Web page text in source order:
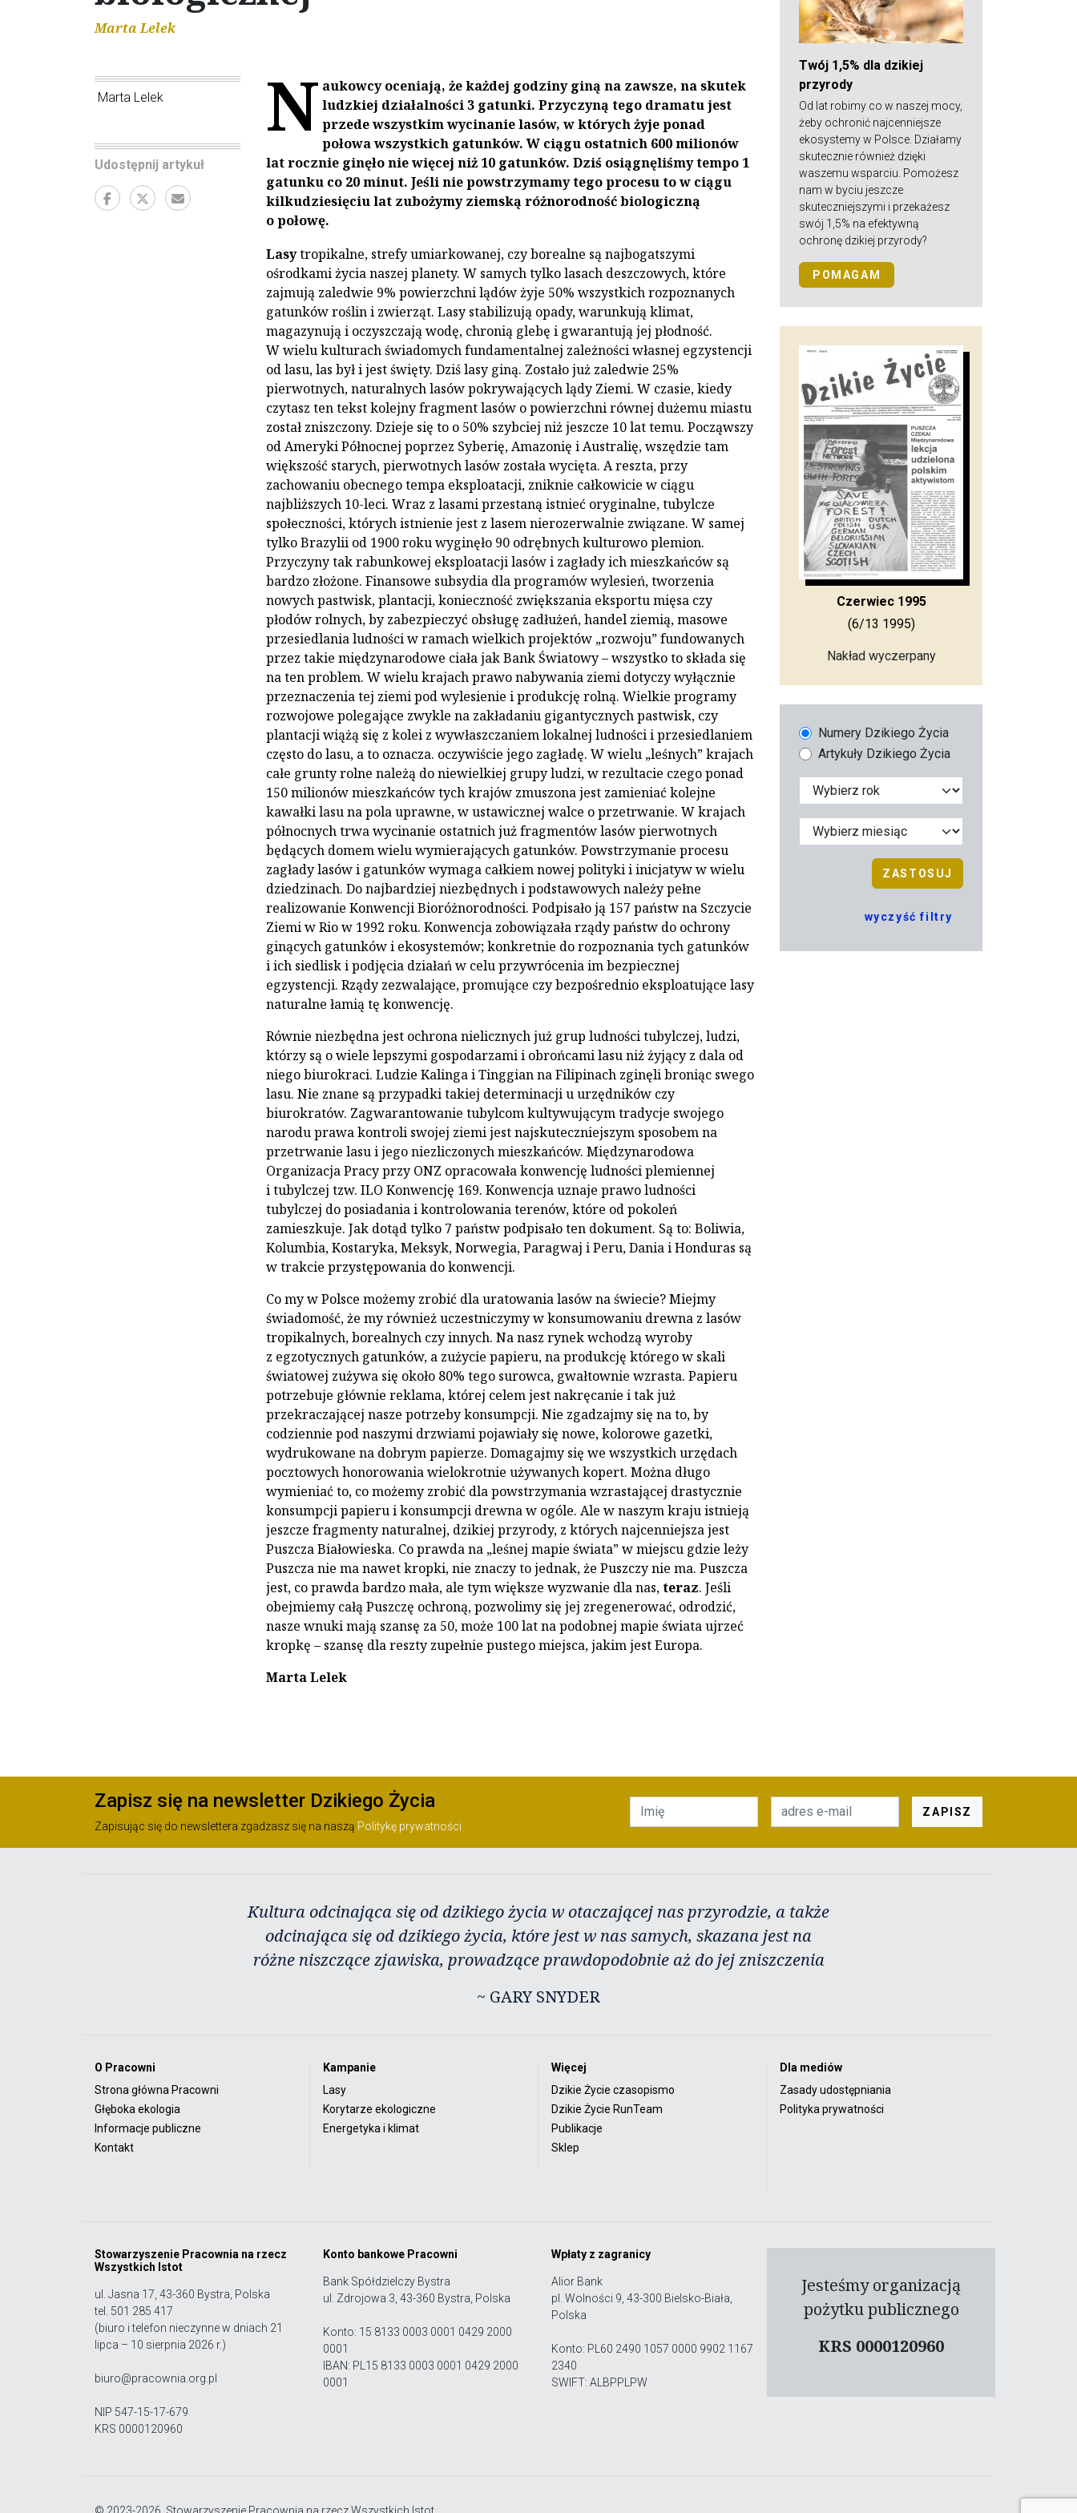
Marta Lelek
Marta Lelek
Udostępnij artykuł
N aukowcy oceniają, że każdej godziny giną na zawsze, na skutek
ludzkiej działalności 3 gatunki. Przyczyną tego dramatu jest
przede wszystkim wycinanie lasów, w których żyje ponad
połowa wszystkich gatunków. W ciągu ostatnich 600 milionów
lat rocznie ginęło nie więcej niż 10 gatunków. Dziś osiągnęliśmy tempo 1
gatunku co 20 minut. Jeśli nie powstrzymamy tego procesu to w ciągu
kilkudziesięciu lat zubożymy ziemską różnorodność biologiczną
o połowę.
Lasytropikalne, strefy umiarkowanej, czy borealne są najbogatszymi
ośrodkami życia naszej planety. W samych tylko lasach deszczowych, które
zajmują zaledwie 9% powierzchni lądów żyje 50% wszystkich rozpoznanych
gatunków roślin i zwierząt. Lasy stabilizują opady, warunkują klimat,
magazynują i oczyszczają wodę, chronią glebę i gwarantują jej płodność.
W wielu kulturach świadomych fundamentalnej zależności własnej egzystencji
od lasu, las był i jest święty. Dziś lasy giną. Zostało już zaledwie 25%
pierwotnych, naturalnych lasów pokrywających lądy Ziemi. W czasie, kiedy
czytasz ten tekst kolejny fragment lasów o powierzchni równej dużemu miastu
został zniszczony. Dzieje się to o 50% szybciej niż jeszcze 10 lat temu. Począwszy
od Ameryki Północnej poprzez Syberię, Amazonię i Australię, wszędzie tam
większość starych, pierwotnych lasów została wycięta. A reszta, przy
zachowaniu obecnego tempa eksploatacji, zniknie całkowicie w ciągu
najbliższych 10-leci. Wraz z lasami przestaną istnieć oryginalne, tubylcze
społeczności, których istnienie jest z lasem nierozerwalnie związane. W samej
tylko Brazylii od 1900 roku wyginęło 90 odrębnych kulturowo plemion.
Przyczyny tak rabunkowej eksploatacji lasów i zagłady ich mieszkańców są
bardzo złożone. Finansowe subsydia dla programów wylesień, tworzenia
nowych pastwisk, plantacji, konieczność zwiększania eksportu mięsa czy
płodów rolnych, by zabezpieczyć obsługę zadłużeń, handel ziemią, masowe
przesiedlania ludności w ramach wielkich projektów „rozwoju” fundowanych
przez takie międzynarodowe ciała jak Bank Światowy – wszystko to składa się
na ten problem. W wielu krajach prawo nabywania ziemi dotyczy wyłącznie
przeznaczenia tej ziemi pod wylesienie i produkcję rolną. Wielkie programy
rozwojowe polegające zwykle na zakładaniu gigantycznych pastwisk, czy
plantacji wiążą się z kolei z wywłaszczaniem lokalnej ludności i przesiedlaniem
często do lasu, a to oznacza. oczywiście jego zagładę. W wielu „leśnych” krajach
całe grunty rolne należą do niewielkiej grupy ludzi, w rezultacie czego ponad
150 milionów mieszkańców tych krajów zmuszona jest zamieniać kolejne
kawałki lasu na pola uprawne, w ustawicznej walce o przetrwanie. W krajach
północnych trwa wycinanie ostatnich już fragmentów lasów pierwotnych
będących domem wielu wymierających gatunków. Powstrzymanie procesu
zagłady lasów i gatunków wymaga całkiem nowej polityki i inicjatyw w wielu
dziedzinach. Do najbardziej niezbędnych i podstawowych należy pełne
realizowanie Konwencji Bioróżnorodności. Podpisało ją 157 państw na Szczycie
Ziemi w Rio w 1992 roku. Konwencja zobowiązała rządy państw do ochrony
ginących gatunków i ekosystemów; konkretnie do rozpoznania tych gatunków
i ich siedlisk i podjęcia działań w celu przywrócenia im bezpiecznej
egzystencji. Rządy zezwalające, promujące czy bezpośrednio eksploatujące lasy
naturalne łamią tę konwencję.
Równie niezbędna jest ochrona nielicznych już grup ludności tubylczej, ludzi,
którzy są o wiele lepszymi gospodarzami i obrońcami lasu niż żyjący z dala od
niego biurokraci. Ludzie Kalinga i Tinggian na Filipinach zginęli broniąc swego
lasu. Nie znane są przypadki takiej determinacji u urzędników czy
biurokratów. Zagwarantowanie tubylcom kultywującym tradycje swojego
narodu prawa kontroli swojej ziemi jest najskuteczniejszym sposobem na
przetrwanie lasu i jego niezliczonych mieszkańców. Międzynarodowa
Organizacja Pracy przy ONZ opracowała konwencję ludności plemiennej
i tubylczej tzw. ILO Konwencję 169. Konwencja uznaje prawo ludności
tubylczej do posiadania i kontrolowania terenów, które od pokoleń
zamieszkuje. Jak dotąd tylko 7 państw podpisało ten dokument. Są to: Boliwia,
Kolumbia, Kostaryka, Meksyk, Norwegia, Paragwaj i Peru, Dania i Honduras są
w trakcie przystępowania do konwencji.
Co my w Polsce możemy zrobić dla uratowania lasów na świecie? Miejmy
świadomość, że my również uczestniczymy w konsumowaniu drewna z lasów
tropikalnych, borealnych czy innych. Na nasz rynek wchodzą wyroby
z egzotycznych gatunków, a zużycie papieru, na produkcję którego w skali
światowej zużywa się około 80% tego surowca, gwałtownie wzrasta. Papieru
potrzebuje głównie reklama, której celem jest nakręcanie i tak już
przekraczającej nasze potrzeby konsumpcji. Nie zgadzajmy się na to, by
codziennie pod naszymi drzwiami pojawiały się nowe, kolorowe gazetki,
wydrukowane na dobrym papierze. Domagajmy się we wszystkich urzędach
pocztowych honorowania wielokrotnie używanych kopert. Można długo
wymieniać to, co możemy zrobić dla powstrzymania wzrastającej drastycznie
konsumpcji papieru i konsumpcji drewna w ogóle. Ale w naszym kraju istnieją
jeszcze fragmenty naturalnej, dzikiej przyrody, z których najcenniejsza jest
Puszcza Białowieska. Co prawda na „leśnej mapie świata” w miejscu gdzie leży
Puszcza nie ma nawet kropki, nie znaczy to jednak, że Puszczy nie ma. Puszcza
jest, co prawda bardzo mała, ale tym większe wyzwanie dla nas,teraz. Jeśli
obejmiemy całą Puszczę ochroną, pozwolimy się jej zregenerować, odrodzić,
nasze wnuki mają szansę za 50, może 100 lat na podobnej mapie świata ujrzeć
kropkę – szansę dla reszty zupełnie pustego miejsca, jakim jest Europa.
Marta Lelek
Twój 1,5% dla dzikiej
przyrody
Od lat robimy co w naszej mocy,
żeby ochronić najcenniejsze
ekosystemy w Polsce. Działamy
skutecznie również dzięki
waszemu wsparciu. Pomożesz
nam w byciu jeszcze
skuteczniejszymi i przekażesz
swój 1,5% na efektywną
ochronę dzikiej przyrody?
POMAGAM
Czerwiec 1995
(6/13 1995)
Nakład wyczerpany
Numery Dzikiego Życia
Artykuły Dzikiego Życia
ZASTOSUJ
wyczyść filtry
Zapisz się na newsletter Dzikiego Życia
Zapisując się do newslettera zgadzasz się na naszą Politykę prywatności
ZAPISZ
Kultura odcinająca się od dzikiego życia w otaczającej nas przyrodzie, a także
odcinająca się od dzikiego życia, które jest w nas samych, skazana jest na
różne niszczące zjawiska, prowadzące prawdopodobnie aż do jej zniszczenia
~ GARY SNYDER
O Pracowni
Strona główna Pracowni
Głęboka ekologia
Informacje publiczne
Kontakt
Kampanie
Lasy
Korytarze ekologiczne
Energetyka i klimat
Więcej
Dzikie Życie czasopismo
Dzikie Życie RunTeam
Publikacje
Sklep
Dla mediów
Zasady udostępniania
Polityka prywatności
Stowarzyszenie Pracownia na rzecz
Wszystkich Istot
ul. Jasna 17, 43-360 Bystra, Polska
tel. 501 285 417
(biuro i telefon nieczynne w dniach 21
lipca – 10 sierpnia 2026 r.)
biuro@pracownia.org.pl
NIP 547-15-17-679
KRS 0000120960
Konto bankowe Pracowni
Bank Spółdzielczy Bystra
ul. Zdrojowa 3, 43-360 Bystra, Polska
Konto: 15 8133 0003 0001 0429 2000
0001
IBAN: PL15 8133 0003 0001 0429 2000
0001
Wpłaty z zagranicy
Alior Bank
pl. Wolności 9, 43-300 Bielsko-Biała,
Polska
Konto: PL60 2490 1057 0000 9902 1167
2340
SWIFT: ALBPPLPW
Jesteśmy organizacją
pożytku publicznego
KRS 0000120960